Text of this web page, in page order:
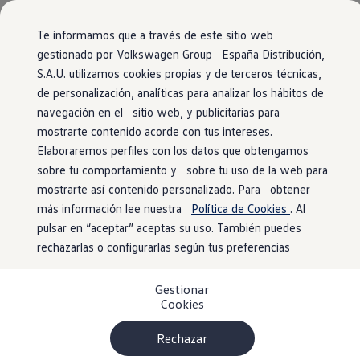
Te informamos que a través de este sitio web
gestionado por Volkswagen Group España Distribución,
S.A.U. utilizamos cookies propias y de terceros técnicas,
de personalización, analíticas para analizar los hábitos de
navegación en el sitio web, y publicitarias para
mostrarte contenido acorde con tus intereses.
Elaboraremos perfiles con los datos que obtengamos
sobre tu comportamiento y sobre tu uso de la web para
mostrarte así contenido personalizado. Para obtener
más información lee nuestra Política de Cookies . Al
pulsar en “aceptar” aceptas su uso. También puedes
rechazarlas o configurarlas según tus preferencias
Rechazar
Gestionar
Cookies
Ir
directamente
al contenido
Ir
directamente
al pie de
página
ComercialesConoce todos los modelos
Configura todos los modelos
Ver todos los modelos
Ver todos los modelos
Soluciones estandarizadas
Campers
Ofertas y stock
Ofertas para profesionales
Volkswagen nuevo en stock
Volkswagen de ocasión en stock
Ofertas para particulares
Volkswagen nuevo en stock
Volkswagen de ocasión
Eléctricos e híbridos
Simulador de autonomía
Simulador de carga
Ventajas para profesionales
Ventajas para particulares
Profesionales
My Leasing
TuVolkswagencon entrega
inmediata
El modelo que encaja contigo está más cerca de
lo que imaginas. Encuéntralo
en nuestro localizador de stock
. ¡No tendrás
que esperar para estrenarlo!